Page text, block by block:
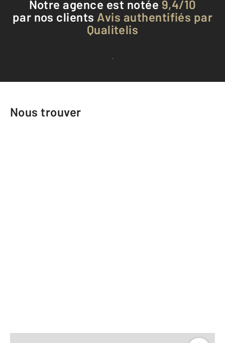
Notre agence est notée 9,4/10
par nos clients Avis authentifiés par
Qualitelis
Voir tous les avis clients
Nous trouver